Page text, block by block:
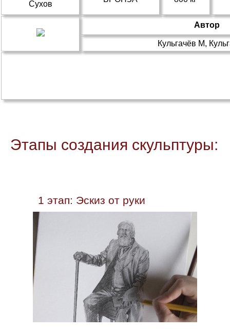
Сухов
Автор
Кульгачёв М,
Этапы создания скульптуры:
1 этап: Эскиз от руки